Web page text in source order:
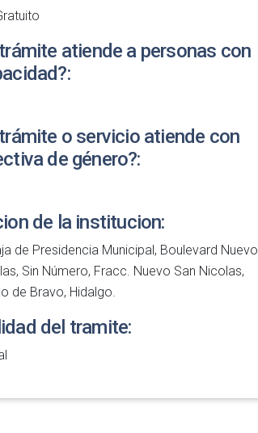
atiende a personas con
o servicio atiende con
de género?:
de la institucion:
de Presidencia Municipal, Boulevard Nuevo
Sin Número, Fracc. Nuevo San Nicolas,
de Bravo, Hidalgo.
del tramite: